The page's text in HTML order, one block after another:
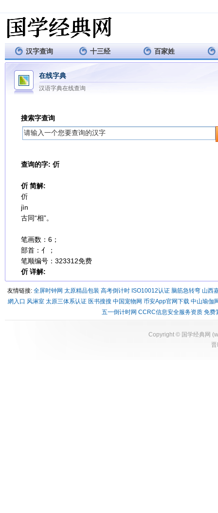
汉字查询 十三经 百家姓
在线字典
汉语字典在线查询
搜索字查询
查询的字: 伒
伒 简解:
伒
jìn
古同“相”。
笔画数：6；
部首：亻；
笔顺编号：323312免费
伒 详解:
友情链接: 全屏时钟网 太原精品包装 高考倒计时 ISO10012认证 脑筋急转弯 山西
網入口 风淋室 太原三体系认证 医书搜搜 中国宠物网 币安App官网下载 中山瑜伽
五一倒计时网 CCRC信息安全服务资质 免费
Copyright © 国学经典网 (